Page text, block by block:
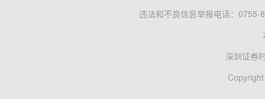
违法和不良信息举报电话：0755-
深圳证券